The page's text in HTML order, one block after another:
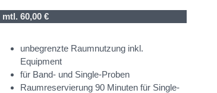
mtl. 60,00 €
unbegrenzte Raumnutzung inkl.
Equipment
für Band- und Single-Proben
Raumreservierung 90 Minuten für Single-